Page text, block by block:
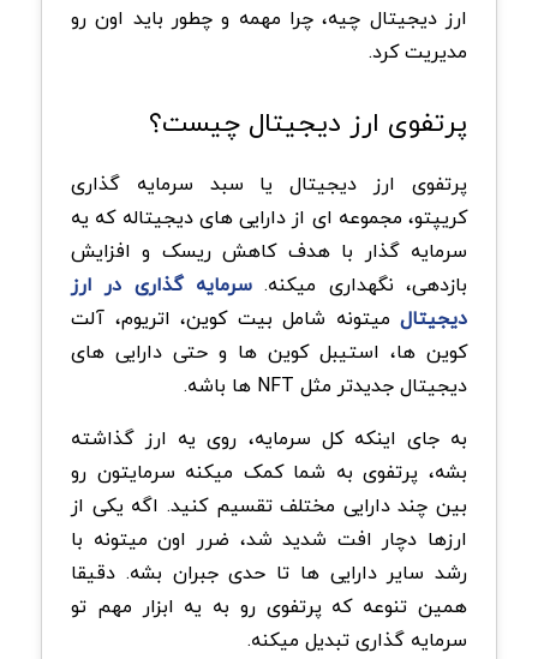
ارز دیجیتال چیه، چرا مهمه و چطور باید اون رو
مدیریت کرد.
پرتفوی ارز دیجیتال چیست؟
پرتفوی ارز دیجیتال یا سبد سرمایه گذاری
کریپتو، مجموعه ای از دارایی های دیجیتاله که یه
سرمایه گذار با هدف کاهش ریسک و افزایش
بازدهی، نگهداری میکنه. سرمایه گذاری در ارز
دیجیتال میتونه شامل بیت کوین، اتریوم، آلت
کوین ها، استیبل کوین ها و حتی دارایی های
دیجیتال جدیدتر مثل NFT ها باشه.
به جای اینکه کل سرمایه، روی یه ارز گذاشته
بشه، پرتفوی به شما کمک میکنه سرمایتون رو
بین چند دارایی مختلف تقسیم کنید. اگه یکی از
ارزها دچار افت شدید شد، ضرر اون میتونه با
رشد سایر دارایی ها تا حدی جبران بشه. دقیقا
همین تنوعه که پرتفوی رو به یه ابزار مهم تو
سرمایه گذاری تبدیل میکنه.